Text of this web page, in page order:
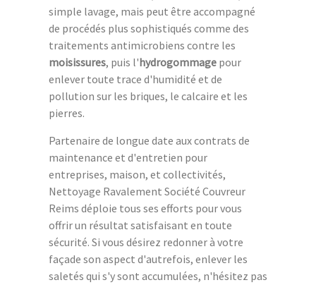
simple lavage, mais peut être accompagné
de procédés plus sophistiqués comme des
traitements antimicrobiens contre les
moisissures, puis l'hydrogommage pour
enlever toute trace d'humidité et de
pollution sur les briques, le calcaire et les
pierres.
Partenaire de longue date aux contrats de
maintenance et d'entretien pour
entreprises, maison, et collectivités,
Nettoyage Ravalement Société Couvreur
Reims déploie tous ses efforts pour vous
offrir un résultat satisfaisant en toute
sécurité. Si vous désirez redonner à votre
façade son aspect d'autrefois, enlever les
saletés qui s'y sont accumulées, n'hésitez pas